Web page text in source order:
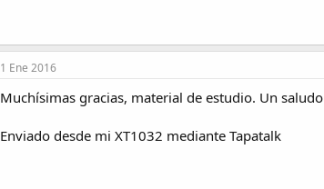
1 Ene 2016
Muchísimas gracias, material de estudio. Un saludo
Enviado desde mi XT1032 mediante Tapatalk